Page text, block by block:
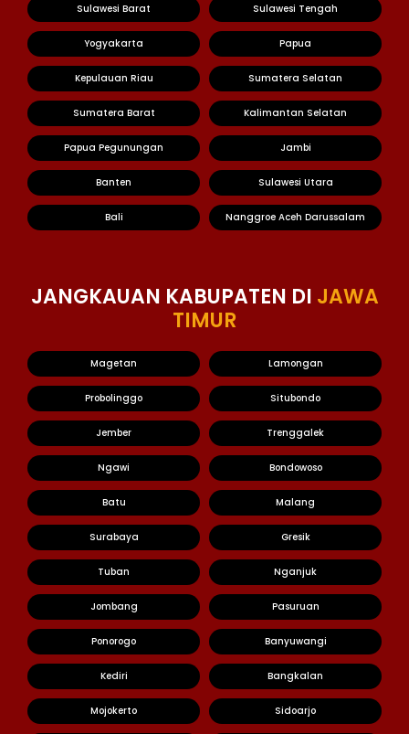
Sulawesi Barat Sulawesi Tengah
Yogyakarta Papua
Kepulauan Riau Sumatera Selatan
Sumatera Barat Kalimantan Selatan
Papua Pegunungan Jambi
Banten Sulawesi Utara
Bali Nanggroe Aceh Darussalam
JANGKAUAN KABUPATEN DI JAWA
TIMUR
Magetan Lamongan
Probolinggo Situbondo
Jember Trenggalek
Ngawi Bondowoso
Batu Malang
Surabaya Gresik
Tuban Nganjuk
Jombang Pasuruan
Ponorogo Banyuwangi
Kediri Bangkalan
Mojokerto Sidoarjo